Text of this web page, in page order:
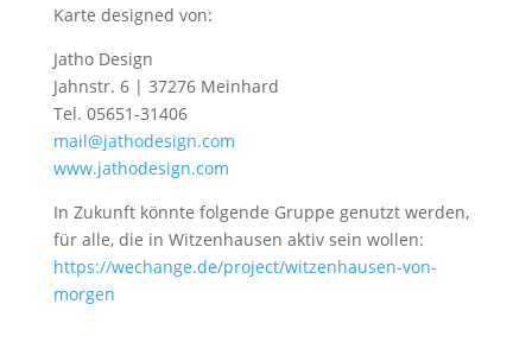
Karte designed von:
Jatho Design
Jahnstr. 6 | 37276 Meinhard
Tel. 05651-31406
mail@jathodesign.com
www.jathodesign.com
In Zukunft könnte folgende Gruppe genutzt werden,
für alle, die in Witzenhausen aktiv sein wollen:
https://wechange.de/project/witzenhausen-von-
morgen